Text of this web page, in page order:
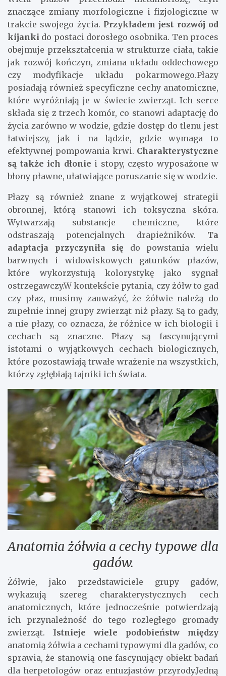
znaczące zmiany morfologiczne i fizjologiczne w
trakcie swojego życia. Przykładem jest rozwój od
kijanki do postaci dorosłego osobnika. Ten proces
obejmuje przekształcenia w strukturze ciała, takie
jak rozwój kończyn, zmiana układu oddechowego
czy modyfikacje układu pokarmowego.Płazy
posiadają również specyficzne cechy anatomiczne,
które wyróżniają je w świecie zwierząt. Ich serce
składa się z trzech komór, co stanowi adaptację do
życia zarówno w wodzie, gdzie dostęp do tlenu jest
łatwiejszy, jak i na lądzie, gdzie wymaga to
efektywnej pompowania krwi. Charakterystyczne
są także ich dłonie i stopy, często wyposażone w
błony pławne, ułatwiające poruszanie się w wodzie.
Płazy są również znane z wyjątkowej strategii
obronnej, którą stanowi ich toksyczna skóra.
Wytwarzają substancje chemiczne, które
odstraszają potencjalnych drapieżników. Ta
adaptacja przyczyniła się do powstania wielu
barwnych i widowiskowych gatunków płazów,
które wykorzystują kolorystykę jako sygnał
ostrzegawczy.W kontekście pytania, czy żółw to gad
czy płaz, musimy zauważyć, że żółwie należą do
zupełnie innej grupy zwierząt niż płazy. Są to gady,
a nie płazy, co oznacza, że różnice w ich biologii i
cechach są znaczne. Płazy są fascynującymi
istotami o wyjątkowych cechach biologicznych,
które pozostawiają trwałe wrażenie na wszystkich,
którzy zgłębiają tajniki ich świata.
Anatomia żółwia a cechy typowe dla
gadów.
Żółwie, jako przedstawiciele grupy gadów,
wykazują szereg charakterystycznych cech
anatomicznych, które jednocześnie potwierdzają
ich przynależność do tego rozległego gromady
zwierząt. Istnieje wiele podobieństw między
anatomią żółwia a cechami typowymi dla gadów, co
sprawia, że stanowią one fascynujący obiekt badań
dla herpetologów oraz entuzjastów przyrody.Jedną